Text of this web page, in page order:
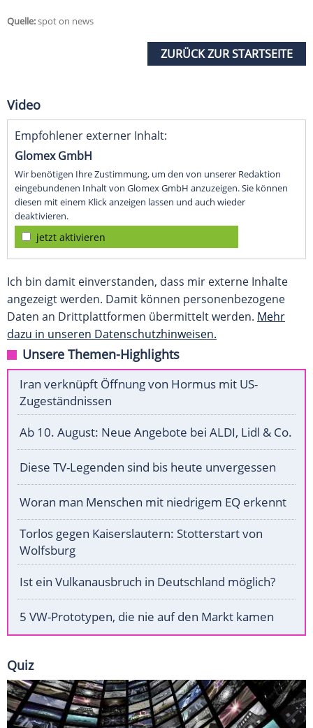
Quelle:spot on news
ZURÜCK ZUR STARTSEITE
Video
Empfohlener externer Inhalt:
Glomex GmbH
Wir benötigen Ihre Zustimmung, um den von unserer Redaktion
eingebundenen Inhalt von Glomex GmbH anzuzeigen. Sie können
diesen mit einem Klick anzeigen lassen und auch wieder
deaktivieren.
jetzt aktivieren
Ich bin damit einverstanden, dass mir externe Inhalte
angezeigt werden. Damit können personenbezogene
Daten an Drittplattformen übermittelt werden. Mehr
dazu in unseren Datenschutzhinweisen.
Unsere Themen-Highlights
Iran verknüpft Öffnung von Hormus mit US-
Zugeständnissen
Ab 10. August: Neue Angebote bei ALDI, Lidl & Co.
Diese TV-Legenden sind bis heute unvergessen
Woran man Menschen mit niedrigem EQ erkennt
Torlos gegen Kaiserslautern: Stotterstart von
Wolfsburg
Ist ein Vulkanausbruch in Deutschland möglich?
5 VW-Prototypen, die nie auf den Markt kamen
Quiz